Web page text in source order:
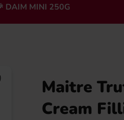
DAIM MINI 250G
Maitre
Cream